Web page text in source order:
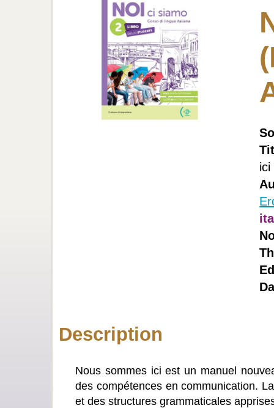
ici
Description
Nous sommes ici est un manuel
des compétences en communication.
et des structures grammaticales